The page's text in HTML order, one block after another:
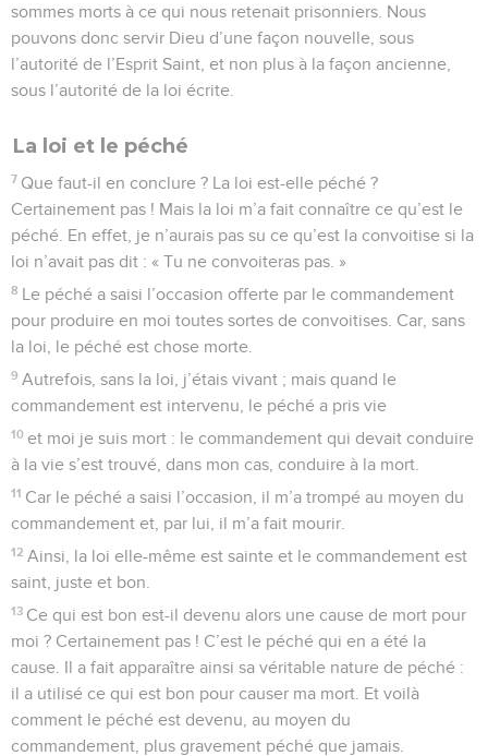
sommes morts à ce qui nous retenait prisonniers. Nous
pouvons donc servir Dieu d’une façon nouvelle, sous
l’autorité de l’Esprit Saint, et non plus à la façon ancienne,
sous l’autorité de la loi écrite.
La loi et le péché
7 Que faut-il en conclure ? La loi est-elle péché ?
Certainement pas ! Mais la loi m’a fait connaître ce qu’est le
péché. En effet, je n’aurais pas su ce qu’est la convoitise si la
loi n’avait pas dit : « Tu ne convoiteras pas. »
8 Le péché a saisi l’occasion offerte par le commandement
pour produire en moi toutes sortes de convoitises. Car, sans
la loi, le péché est chose morte.
9 Autrefois, sans la loi, j’étais vivant ; mais quand le
commandement est intervenu, le péché a pris vie
10 et moi je suis mort : le commandement qui devait conduire
à la vie s’est trouvé, dans mon cas, conduire à la mort.
11 Car le péché a saisi l’occasion, il m’a trompé au moyen du
commandement et, par lui, il m’a fait mourir.
12 Ainsi, la loi elle-même est sainte et le commandement est
saint, juste et bon.
13 Ce qui est bon est-il devenu alors une cause de mort pour
moi ? Certainement pas ! C’est le péché qui en a été la
cause. Il a fait apparaître ainsi sa véritable nature de péché :
il a utilisé ce qui est bon pour causer ma mort. Et voilà
comment le péché est devenu, au moyen du
commandement, plus gravement péché que jamais.